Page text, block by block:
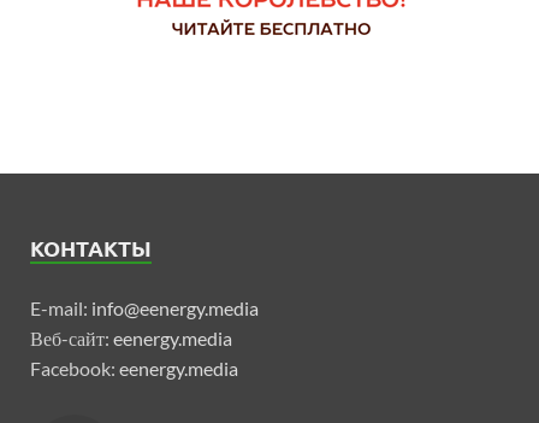
КОНТАКТЫ
E-mail: info@eenergy.media
Веб-сайт: eenergy.media
Facebook: eenergy.media